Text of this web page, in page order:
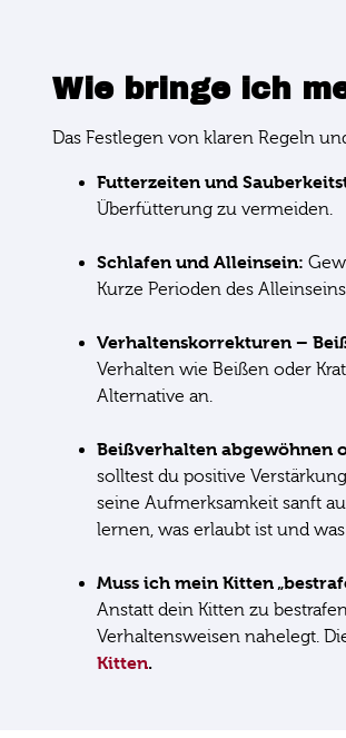
Wie bringe ich
Das Festlegen von klaren Regeln
Futterzeiten und
Überfütterung zu vermeiden.
Schlafen und Alleinsein:
Kurze Perioden des
Verhaltenskorrekturen –
Verhalten wie Beißen oder
Alternative an.
Beißverhalten abgewöhnen
solltest du positive
seine Aufmerksamkeit sanft
lernen, was erlaubt ist und
Muss ich mein Kitten
Anstatt dein Kitten zu
Verhaltensweisen nahelegt.
Kitten.